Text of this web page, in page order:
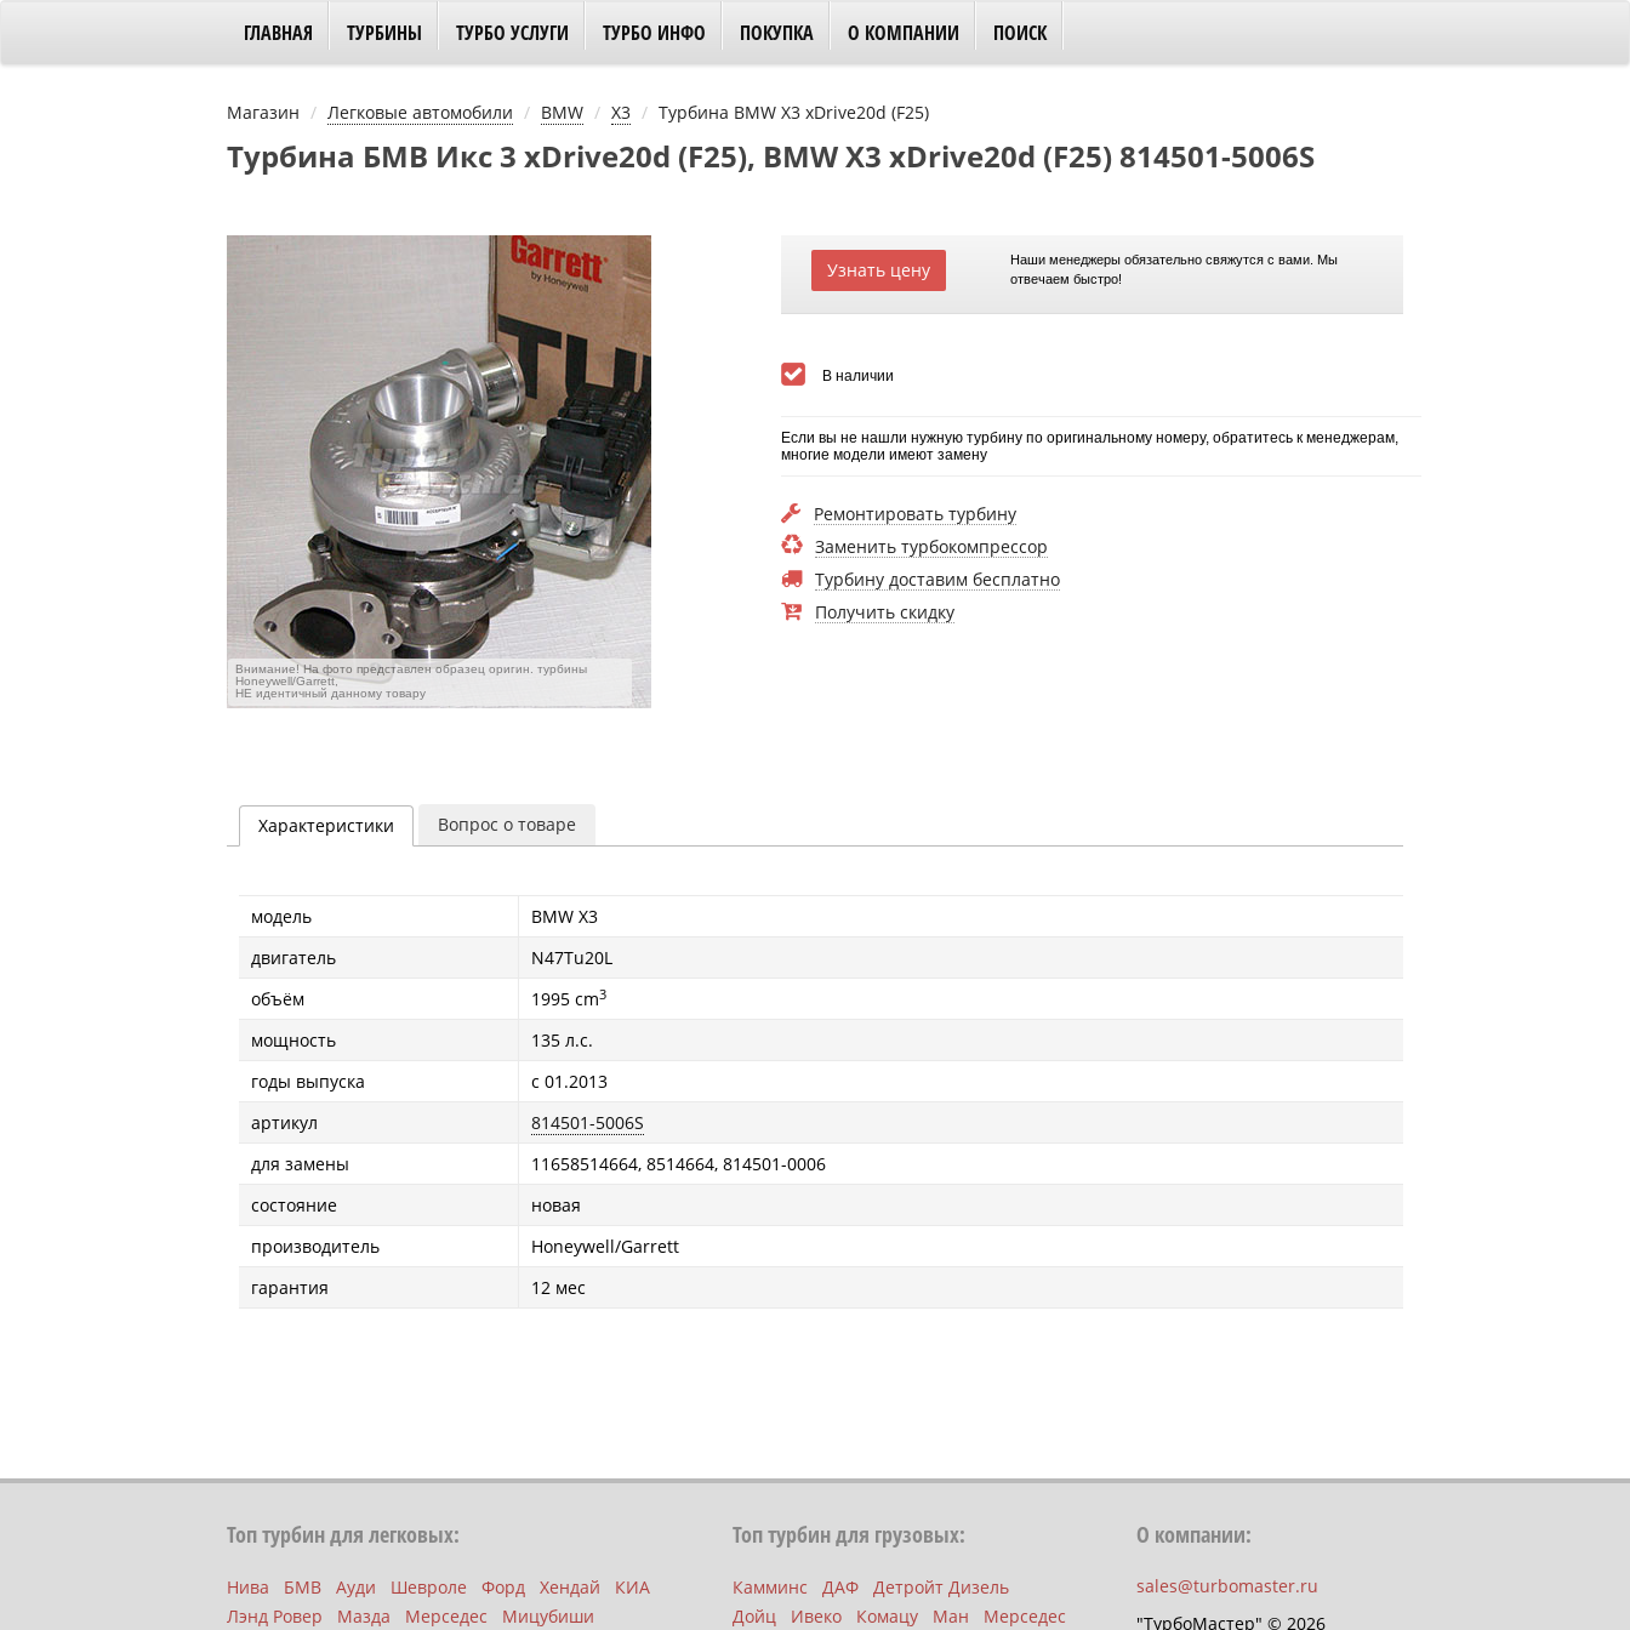
ГЛАВНАЯ ТУРБИНЫ ТУРБО УСЛУГИ ТУРБО ИНФО ПОКУПКА О КОМПАНИИ ПОИСК
Магазин Легковые автомобили BMW X3 Турбина BMW X3 xDrive20d (F25)
Турбина БМВ Икс 3 xDrive20d (F25), BMW X3 xDrive20d (F25) 814501-5006S
Внимание! На фото представлен образец оригин. турбины
Honeywell/Garrett,
НЕ идентичный данному товару
Узнать цену
Наши менеджеры обязательно свяжутся с вами. Мы
отвечаем быстро!
В наличии
Если вы не нашли нужную турбину по оригинальному номеру, обратитесь к менеджерам,
многие модели имеют замену
Ремонтировать турбину
Заменить турбокомпрессор
Турбину доставим бесплатно
Получить скидку
Характеристики Вопрос о товаре
модель
BMW X3
двигатель
N47Tu20L
объём
1995 cm3
мощность
135 л.с.
годы выпуска
с 01.2013
артикул
814501-5006S
для замены
11658514664, 8514664, 814501-0006
состояние
новая
производитель
Honeywell/Garrett
гарантия
12 мес
Топ турбин для легковых:
Нива БМВ Ауди Шевроле Форд Хендай
КИА
Лэнд Ровер
Мазда Мерседес Мицубиши
Топ турбин для грузовых:
Камминс ДАФ
Детройт Дизель
Дойц
Ивеко Комацу Ман Мерседес
О компании:
sales@turbomaster.ru
"ТурбоМастер" © 2026